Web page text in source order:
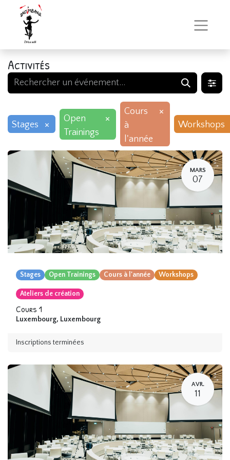
Activités
Stages ×
Open
Trainings
×
Cours
à
l'année
×
Workshops
MARS
07
Stages Open Trainings Cours à l'année Workshops
Ateliers de création
Cours 1
Luxembourg, Luxembourg
Inscriptions terminées
AVR.
11